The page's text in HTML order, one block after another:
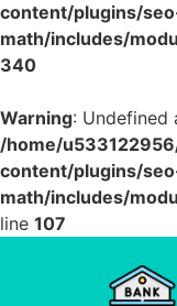
content/plugins/
math/includes/
340
Warning: Undefined
/home/
content/plugins/
math/includes/
line 107